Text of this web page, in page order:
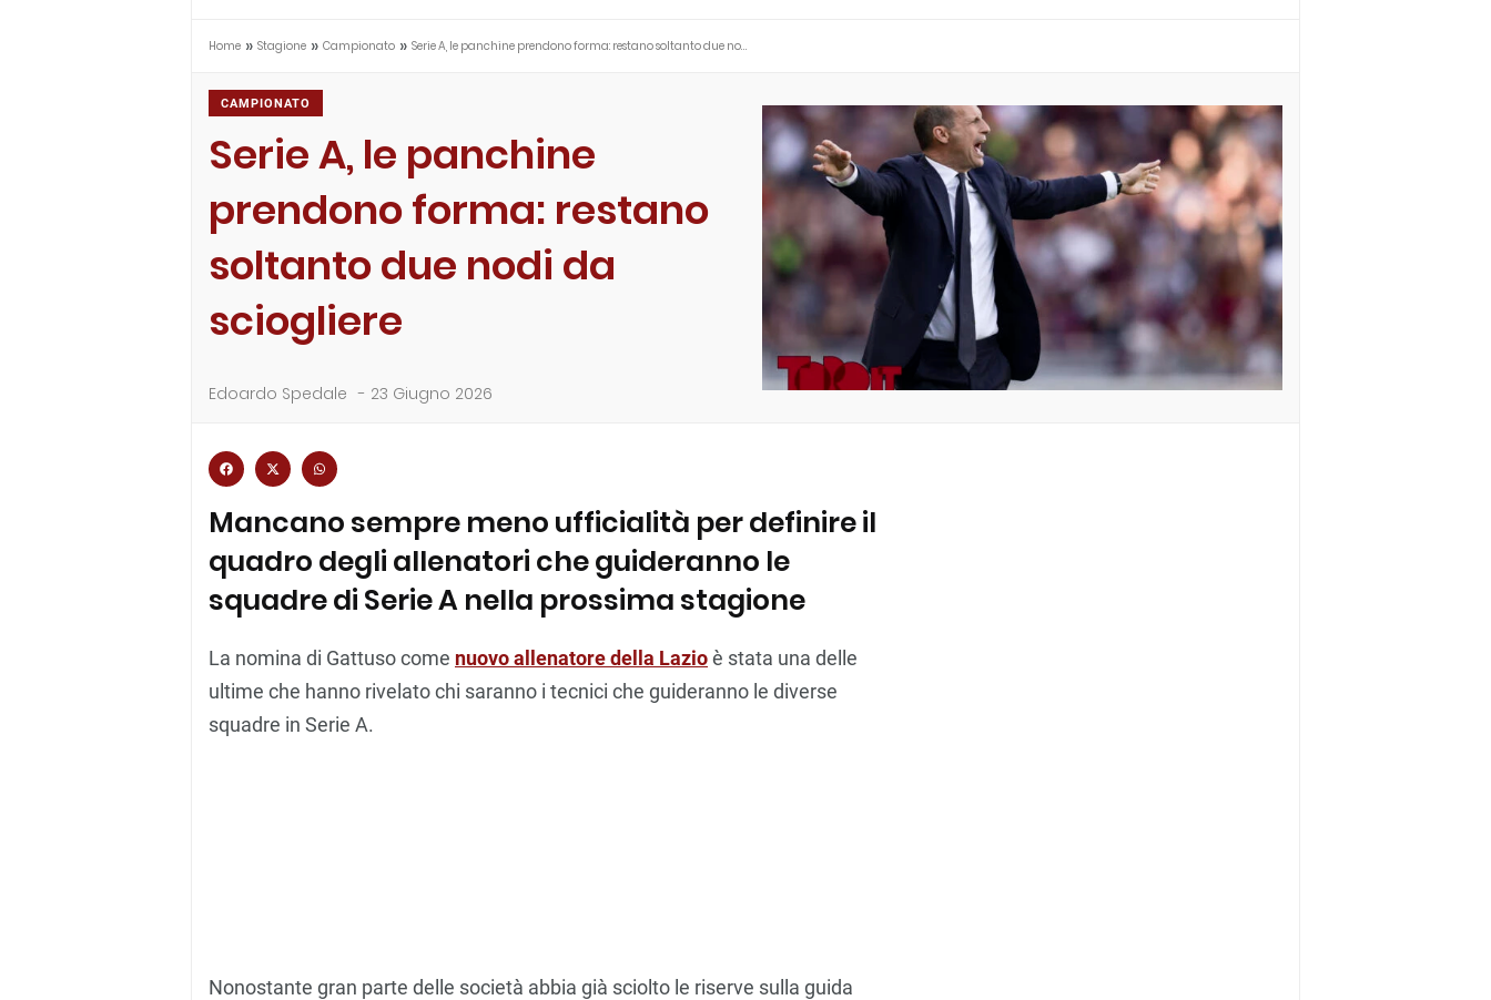
Home » Stagione » Campionato » Serie A, le panchine prendono forma: restano soltanto due no…
CAMPIONATO
Serie A, le panchine
prendono forma: restano
soltanto due nodi da
sciogliere
Edoardo Spedale - 23 Giugno 2026
Mancano sempre meno ufficialità per definire il
quadro degli allenatori che guideranno le
squadre di Serie A nella prossima stagione
La nomina di Gattuso come nuovo allenatore della Lazioè stata una delle
ultime che hanno rivelato chi saranno i tecnici che guideranno le diverse
squadre in Serie A.
Nonostante gran parte delle società abbia già sciolto le riserve sulla guida